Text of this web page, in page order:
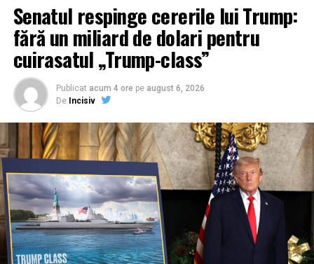
Senatul respinge cererile lui Trump:
fără un miliard de dolari pentru
cuirasatul „Trump-class”
Publicat acum 4 ore pe august 6, 2026
De Incisiv